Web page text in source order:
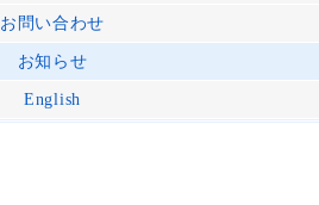
お問い合わせ
お知らせ
English